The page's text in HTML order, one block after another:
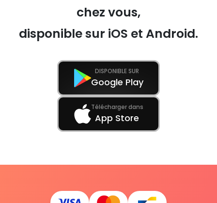
chez vous,
disponible sur iOS et Android.
DISPONIBLE SUR
Google Play
Télécharger dans
App Store